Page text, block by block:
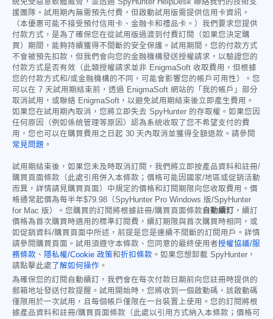
統免受惡意軟體威脅，並透過 SpyHunter HelpDesk 聯絡我們的技術支
援團隊。試用期內無需預先付費，但啟動試用版需提供信用卡資訊。
（本優惠可能不接受預付信用卡、金融卡和禮品卡。）我們要求您提供
付款方式，是為了確保您在從試用版過渡到付費訂閱（如果您決定購
買）期間，能夠持續獲得不間斷的安全保護。試用期間，您的付款方式
不會被預先扣款，但我們會向您的金融機構發送授權請求，以驗證您的
付款方式是否有效（此類授權請求並非 EnigmaSoft 收取費用，但根據
您的付款方式和/或金融機構的不同，可能會影響您的帳戶可用性）。您
可以在 7 天試用期結束前，透過 EnigmaSoft 網站的「我的帳戶」部分
取消試用，或聯絡 EnigmaSoft，以避免試用期結束後立即產生費用。
如果您在試用期內取消，您將立即失去 SpyHunter 的存取權。如果您因
任何原因（例如係統管理等原因）認為系統收取了您不希望支付的費
用，您也可以在購買費用之日起 30 天內取消並獲得全額退款。請參閱
常見問題 。
試用期結束後，如果您未及時取消訂閱，我們將立即按產品資料和註冊/
購買頁面條款（此處引用併入本條款；價格可能因國家/地區或促銷活動
而異，詳情請見購買頁面）中規定的價格和訂閱期限向您收取費用。價
格通常起價為每半年$79.98 （SpyHunter Pro Windows 版/SpyHunter
for Mac 版）。您購買的訂閱將根據註冊/購買頁面條款 自動續訂
，續訂
價格為首次購買時適用的標準訂閱費，續訂期限與首次購買時相同，或
如促銷資料/購買頁面中所述，前提是您是連續不間斷的訂閱用戶。詳情
請參閱購買頁面。試用須遵守本條款、您同意的最終使用者授權協議/服
務條款 、 隱私權/Cookie 政策和折扣條款 。如果您想卸載 SpyHunter，
請點擊此處 了解如何操作 。
為確保您的訂閱自動續訂，我們會在每次付款日期前向您註冊時提供的
郵箱地址發送付款提醒。試用開始時，您將收到一個啟動碼，該啟動碼
僅限用於一次試用，且每個帳戶僅限在一台裝置上使用。您的訂閱將根
據產品資料和註冊/購買頁面條款（此處以引用方式納入本條款；價格可